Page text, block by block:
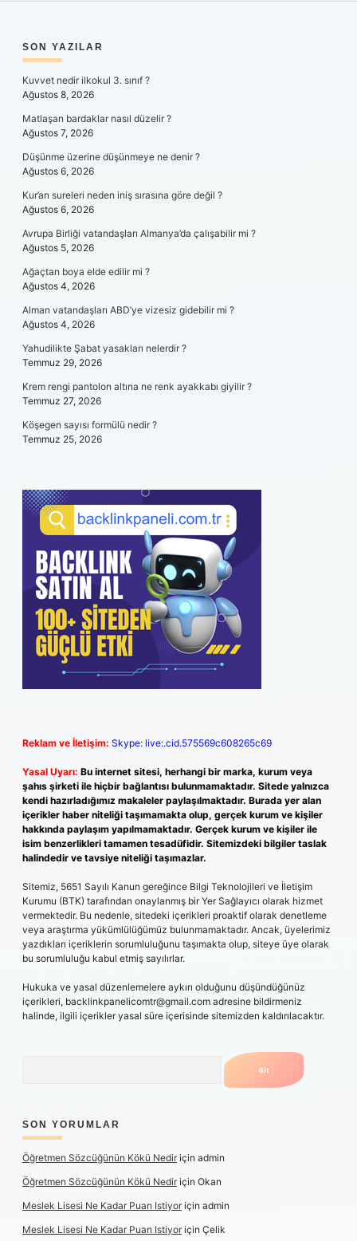
SIDEBAR
SON YAZILAR
Kuvvet nedir ilkokul 3. sınıf ?
Ağustos 8, 2026
Matlaşan bardaklar nasıl düzelir ?
Ağustos 7, 2026
Düşünme üzerine düşünmeye ne denir ?
Ağustos 6, 2026
Kur’an sureleri neden iniş sırasına göre değil ?
Ağustos 6, 2026
Avrupa Birliği vatandaşları Almanya’da çalışabilir mi ?
Ağustos 5, 2026
Ağaçtan boya elde edilir mi ?
Ağustos 4, 2026
Alman vatandaşları ABD’ye vizesiz gidebilir mi ?
Ağustos 4, 2026
Yahudilikte Şabat yasakları nelerdir ?
Temmuz 29, 2026
Krem rengi pantolon altına ne renk ayakkabı giyilir ?
Temmuz 27, 2026
Köşegen sayısı formülü nedir ?
Temmuz 25, 2026
Reklam ve İletişim: Skype: live:.cid.575569c608265c69
Yasal Uyarı: Bu internet sitesi, herhangi bir marka, kurum veya
şahıs şirketi ile hiçbir bağlantısı bulunmamaktadır. Sitede yalnızca
kendi hazırladığımız makaleler paylaşılmaktadır. Burada yer alan
içerikler haber niteliği taşımamakta olup, gerçek kurum ve kişiler
hakkında paylaşım yapılmamaktadır. Gerçek kurum ve kişiler ile
isim benzerlikleri tamamen tesadüfidir. Sitemizdeki bilgiler taslak
halindedir ve tavsiye niteliği taşımazlar.
Sitemiz, 5651 Sayılı Kanun gereğince Bilgi Teknolojileri ve İletişim
Kurumu (BTK) tarafından onaylanmış bir Yer Sağlayıcı olarak hizmet
vermektedir. Bu nedenle, sitedeki içerikleri proaktif olarak denetleme
veya araştırma yükümlülüğümüz bulunmamaktadır. Ancak, üyelerimiz
yazdıkları içeriklerin sorumluluğunu taşımakta olup, siteye üye olarak
bu sorumluluğu kabul etmiş sayılırlar.
Hukuka ve yasal düzenlemelere aykırı olduğunu düşündüğünüz
içerikleri, backlinkpanelicomtr@gmail.com adresine bildirmeniz
halinde, ilgili içerikler yasal süre içerisinde sitemizden kaldırılacaktır.
SON YORUMLAR
Öğretmen Sözcüğünün Kökü Nediriçin admin
Öğretmen Sözcüğünün Kökü Nediriçin Okan
Meslek Lisesi Ne Kadar Puan Istiyoriçin admin
Meslek Lisesi Ne Kadar Puan Istiyoriçin Çelik